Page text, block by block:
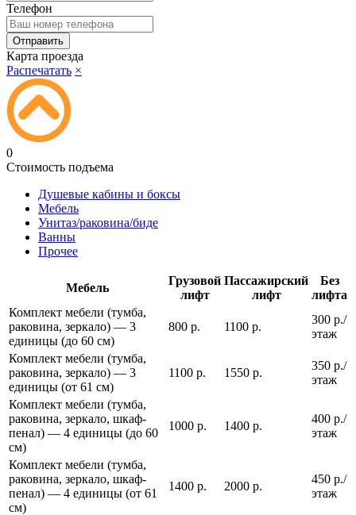
Телефон
Карта проезда
Распечатать ×
0
Стоимость подъема
Душевые кабины и боксы
Мебель
Унитаз/раковина/биде
Ванны
Прочее
Мебель
Грузовой
лифт
Пассажирский
лифт
Без
лифта
Комплект мебели (тумба,
раковина, зеркало) — 3
единицы (до 60 см)
800 р. 1100 р.
300 р./
этаж
Комплект мебели (тумба,
раковина, зеркало) — 3
единицы (от 61 см)
1100 р. 1550 р.
350 р./
этаж
Комплект мебели (тумба,
раковина, зеркало, шкаф-
пенал) — 4 единицы (до 60
см)
1000 р. 1400 р.
400 р./
этаж
Комплект мебели (тумба,
раковина, зеркало, шкаф-
пенал) — 4 единицы (от 61
см)
1400 р. 2000 р.
450 р./
этаж